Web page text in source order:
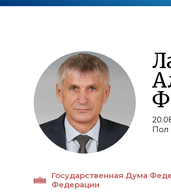
Пол
Государственная Дума
Федерации